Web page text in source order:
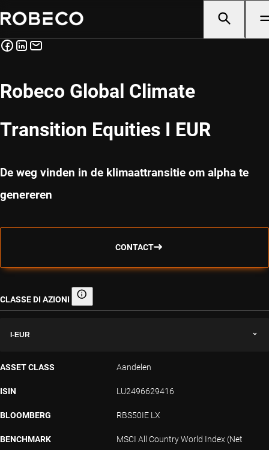
Robeco Global Climate
Transition Equities I EUR
De weg vinden in de klimaattransitie om alpha te
genereren
CONTACT
CLASSE DI AZIONI Classe di azioni
I-EUR
ASSET CLASS Aandelen
ISIN LU2496629416
BLOOMBERG RBS50IE LX
BENCHMARK
MSCI All Country World Index (Net